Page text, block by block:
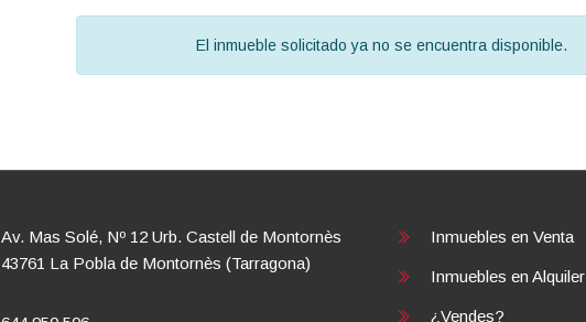
El inmueble solicitado ya no se encuentra disponible.
Av. Mas Solé, Nº 12 Urb. Castell de Montornès
43761 La Pobla de Montornès (Tarragona)
Inmuebles en Venta
Inmuebles en Alquiler
¿Vendes?